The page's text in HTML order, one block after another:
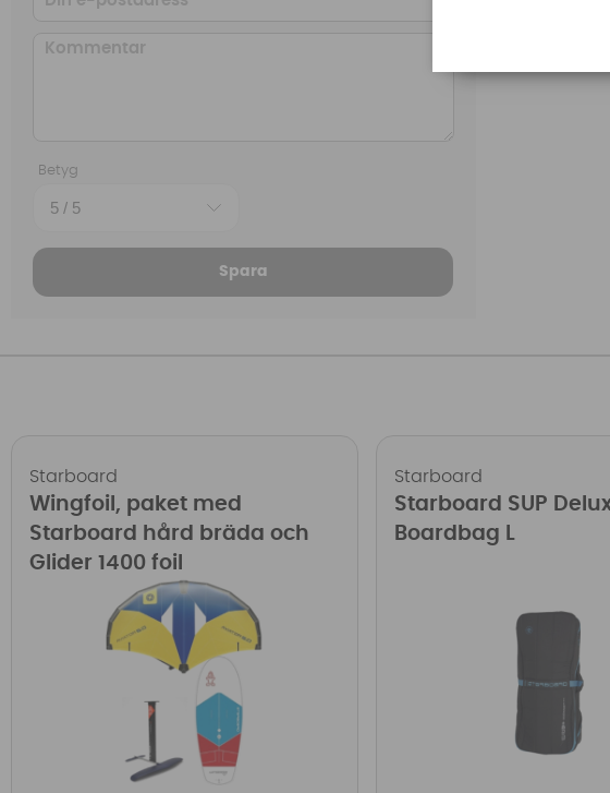
Betyg
Spara
Starboard
Wingfoil, paket med
Starboard hård bräda och
Glider 1400 foil
Starboard
Starboard SUP
Boardbag L